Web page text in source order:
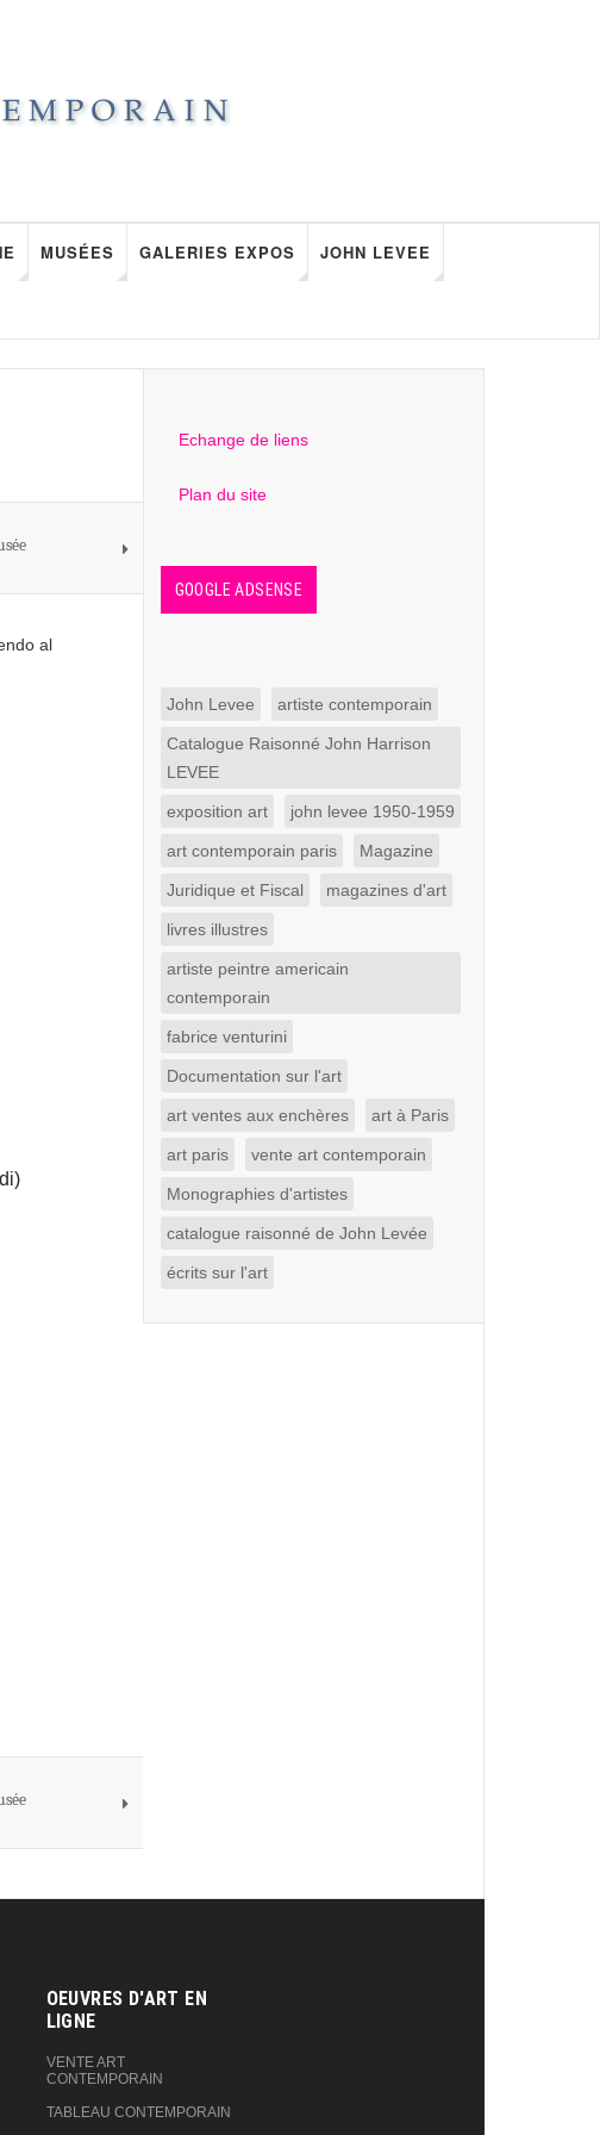
MUSÉES GALERIES EXPOS JOHN LEVEE
al
Echange de liens
Plan du site
GOOGLE ADSENSE
John Levee artiste contemporain
Catalogue Raisonné John Harrison
LEVEE
exposition art john levee 1950-1959
art contemporain paris Magazine
Juridique et Fiscal magazines d'art
livres illustres
artiste peintre americain
contemporain
fabrice venturini
Documentation sur l'art
art ventes aux enchères art à Paris
art paris vente art contemporain
Monographies d'artistes
catalogue raisonné de John Levée
écrits sur l'art
OEUVRES D'ART EN
LIGNE‎
VENTE ART
CONTEMPORAIN
TABLEAU CONTEMPORAIN